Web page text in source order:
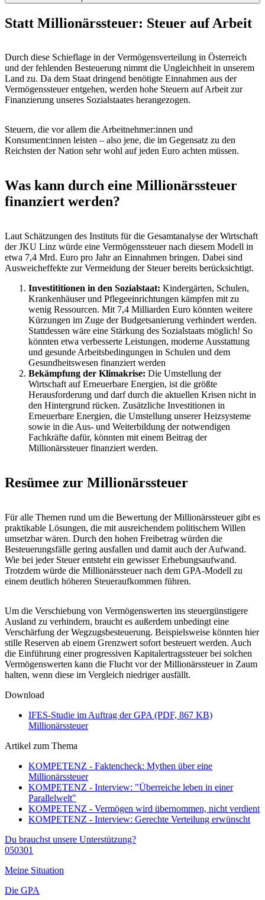
Statt Millionärssteuer: Steuer auf Arbeit
Durch diese Schieflage in der Vermögensverteilung in Österreich
und der fehlenden Besteuerung nimmt die Ungleichheit in unserem
Land zu. Da dem Staat dringend benötigte Einnahmen aus der
Vermögenssteuer entgehen, werden hohe Steuern auf Arbeit zur
Finanzierung unseres Sozialstaates herangezogen.
Steuern, die vor allem die Arbeitnehmer:innen und
Konsument:innen leisten – also jene, die im Gegensatz zu den
Reichsten der Nation sehr wohl auf jeden Euro achten müssen.
Was kann durch eine Millionärssteuer
finanziert werden?
Laut Schätzungen des Instituts für die Gesamtanalyse der Wirtschaft
der JKU Linz würde eine Vermögenssteuer nach diesem Modell in
etwa 7,4 Mrd. Euro pro Jahr an Einnahmen bringen. Dabei sind
Ausweicheffekte zur Vermeidung der Steuer bereits berücksichtigt.
Investititionen in den Sozialstaat: Kindergärten, Schulen,
Krankenhäuser und Pflegeeinrichtungen kämpfen mit zu
wenig Ressourcen. Mit 7,4 Milliarden Euro könnten weitere
Kürzungen im Zuge der Budgetsanierung verhindert werden.
Stattdessen wäre eine Stärkung des Sozialstaats möglich! So
könnten etwa verbesserte Leistungen, moderne Ausstattung
und gesunde Arbeitsbedingungen in Schulen und dem
Gesundheitswesen finanziert werden
Bekämpfung der Klimakrise: Die Umstellung der
Wirtschaft auf Erneuerbare Energien, ist die größte
Herausforderung und darf durch die aktuellen Krisen nicht in
den Hintergrund rücken. Zusätzliche Investitionen in
Erneuerbare Energien, die Umstellung unserer Heizsysteme
sowie in die Aus- und Weiterbildung der notwendigen
Fachkräfte dafür, könnten mit einem Beitrag der
Millionärssteuer finanziert werden.
Resümee zur Millionärssteuer
Für alle Themen rund um die Bewertung der Millionärssteuer gibt es
praktikable Lösungen, die mit ausreichendem politischem Willen
umsetzbar wären. Durch den hohen Freibetrag würden die
Besteuerungsfälle gering ausfallen und damit auch der Aufwand.
Wie bei jeder Steuer entsteht ein gewisser Erhebungsaufwand.
Trotzdem würde die Millionärssteuer nach dem GPA-Modell zu
einem deutlich höheren Steueraufkommen führen.
Um die Verschiebung von Vermögenswerten ins steuergünstigere
Ausland zu verhindern, braucht es außerdem unbedingt eine
Verschärfung der Wegzugsbesteuerung. Beispielsweise könnten hier
stille Reserven ab einem Grenzwert sofort besteuert werden. Auch
die Einführung einer progressiven Kapitalertragssteuer bei solchen
Vermögenswerten kann die Flucht vor der Millionärssteuer in Zaum
halten, wenn diese im Vergleich niedriger ausfällt.
Download
IFES-Studie im Auftrag der GPA (PDF, 867 KB)
Millionärssteuer
Artikel zum Thema
KOMPETENZ - Faktencheck: Mythen über eine
Millionärssteuer
KOMPETENZ - Interview: "Überreiche leben in einer
Parallelwelt"
KOMPETENZ - Vermögen wird übernommen, nicht verdient
KOMPETENZ - Interview: Gerechte Verteilung erwünscht
Du brauchst unsere Unterstützung?
050301
Meine Situation
Die GPA